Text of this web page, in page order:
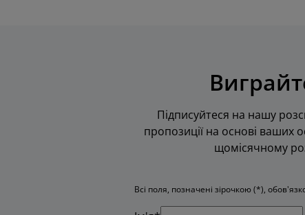
Підписуйтеся на нашу
пропозиції на основі ваших
щомісячному
Всі поля, позначені зірочкою (*),